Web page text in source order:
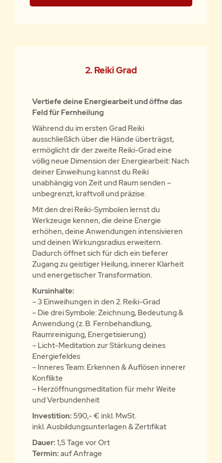
2. Reiki Grad
Vertiefe deine Energiearbeit und öffne das
Feld für Fernheilung
Während du im ersten Grad Reiki
ausschließlich über die Hände überträgst,
ermöglicht dir der zweite Reiki-Grad eine
völlig neue Dimension der Energiearbeit: Nach
deiner Einweihung kannst du Reiki
unabhängig von Zeit und Raum senden –
unbegrenzt, kraftvoll und präzise.
Mit den drei Reiki-Symbolen lernst du
Werkzeuge kennen, die deine Energie
erhöhen, deine Anwendungen intensivieren
und deinen Wirkungsradius erweitern.
Dadurch öffnet sich für dich ein tieferer
Zugang zu geistiger Heilung, innerer Klarheit
und energetischer Transformation.
Kursinhalte:
– 3 Einweihungen in den 2. Reiki-Grad
– Die drei Symbole: Zeichnung, Bedeutung &
Anwendung (z. B. Fernbehandlung,
Raumreinigung, Energetisierung)
– Licht-Meditation zur Stärkung deines
Energiefeldes
– Inneres Team: Erkennen & Auflösen innerer
Konflikte
– Herzöffnungsmeditation für mehr Weite
und Verbundenheit
Investition: 590,- € inkl. MwSt.
inkl. Ausbildungsunterlagen & Zertifikat
Dauer: 1,5 Tage vor Ort
Termin: auf Anfrage